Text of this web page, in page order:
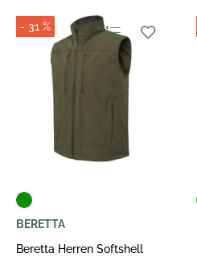
- 31 %
BERETTA
Beretta Herren Softshell